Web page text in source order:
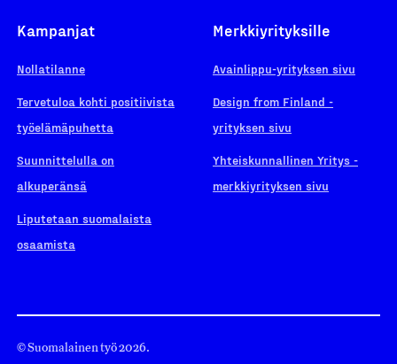
Kampanjat
Nollatilanne
Tervetuloa kohti positiivista
työelämäpuhetta
Suunnittelulla on
alkuperänsä
Liputetaan suomalaista
osaamista
Merkkiyrityksille
Avainlippu-yrityksen sivu
Design from Finland -
yrityksen sivu
Yhteiskunnallinen Yritys -
merkkiyrityksen sivu
© Suomalainen työ 2026.